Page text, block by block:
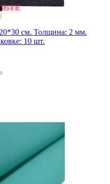
см. Толщина: 2 мм.
10 шт.